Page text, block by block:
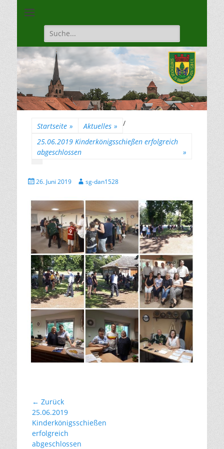
1528
Suche
für:
Startseite » Aktuelles »
/
25.06.2019 Kinderkönigsschießen erfolgreich
abgeschlossen
»
Gepostet
26. Juni 2019 Autorsg-dan1528
Beitragsnavigation
← Zurück
Vorhergehender
Beitrag:
25.06.2019
Kinderkönigsschießen
erfolgreich
abgeschlossen